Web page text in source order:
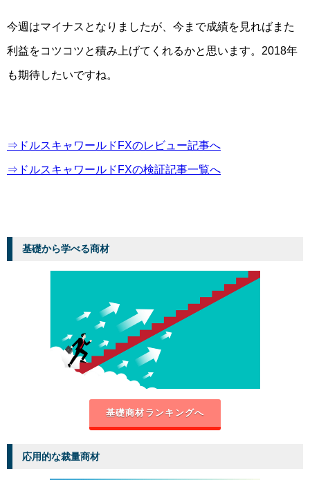
今週はマイナスとなりましたが、今まで成績を見ればまた
利益をコツコツと積み上げてくれるかと思います。2018年
も期待したいですね。
⇒ドルスキャワールドFXのレビュー記事へ
⇒ドルスキャワールドFXの検証記事一覧へ
基礎から学べる商材
基礎商材ランキングへ
応用的な裁量商材